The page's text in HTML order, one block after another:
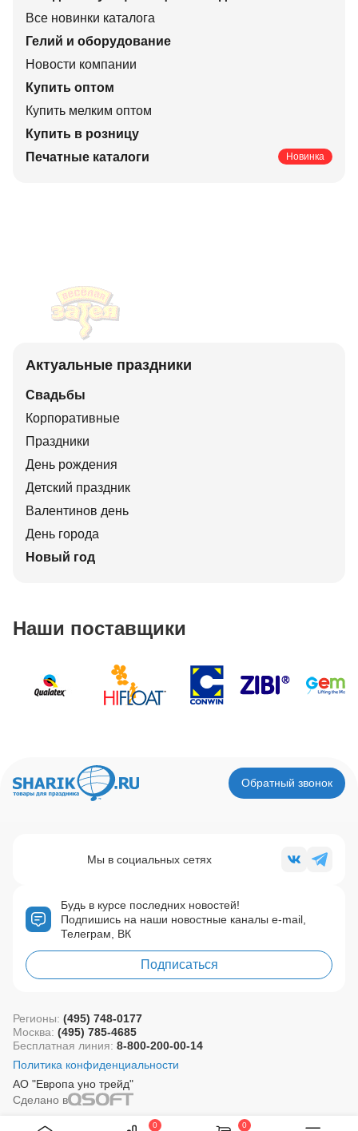
0 0
Все новинки каталога
Гелий и оборудование
Новости компании
Купить оптом
Купить мелким оптом
Купить в розницу
Печатные каталоги
Новинка
Актуальные праздники
Свадьбы
Корпоративные
Праздники
День рождения
Детский праздник
Валентинов день
День города
Новый год
Наши поставщики
Обратный звонок
Будь в курсе последних новостей!
Подпишись на наши новостные каналы e-mail,
Телеграм, ВК
Подписаться
Мы в социальных сетях
АО "Европа уно трейд"
Регионы: (495) 748-0177
Москва: (495) 785-4685
Бесплатная линия: 8-800-200-00-14
Политика конфиденциальности
Сделано в